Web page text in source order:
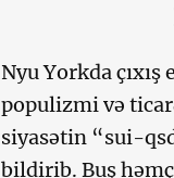
Nyu Yorkda
populizmi və
siyasətin “sui-
bildirib. Buş